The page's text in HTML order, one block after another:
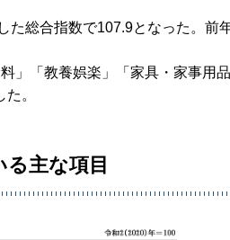
総合指数で107.9となった。前
」「教養娯楽」「家具・家事用
。
主な項目